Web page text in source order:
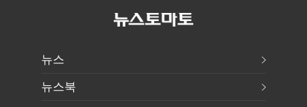
뉴스
뉴스북